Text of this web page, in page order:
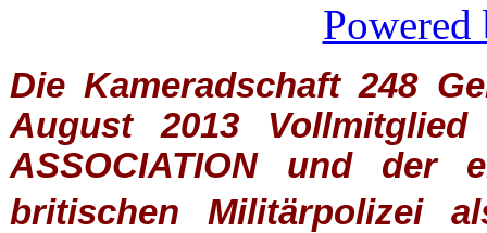
Die Kameradschaft 248
August 2013
ASSOCIATIONund der
britischen
Militärpolizei